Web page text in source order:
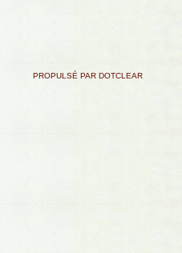
PROPULSÉ PAR DOTCLEAR